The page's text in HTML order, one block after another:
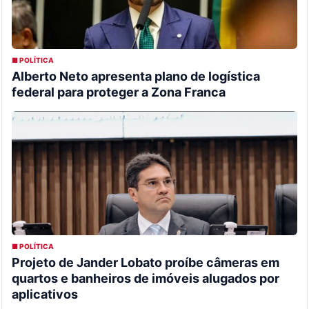
■ POLÍTICA
Alberto Neto apresenta plano de logística
federal para proteger a Zona Franca
■ POLÍTICA
Projeto de Jander Lobato proíbe câmeras em
quartos e banheiros de imóveis alugados por
aplicativos